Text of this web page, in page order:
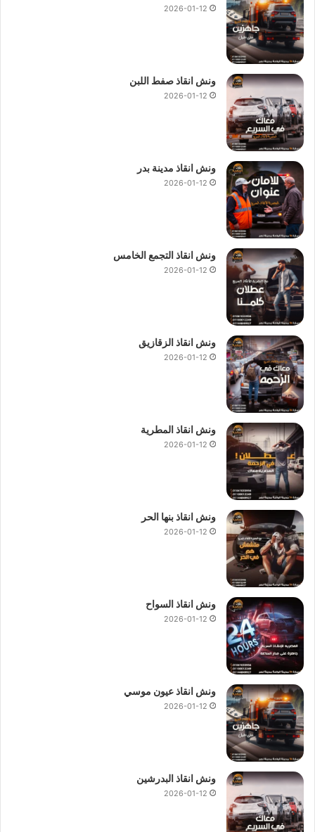
2026-01-12
ونش انقاذ صفط اللبن
2026-01-12
ونش انقاذ مدينة بدر
2026-01-12
ونش انقاذ التجمع الخامس
2026-01-12
ونش انقاذ الزقازيق
2026-01-12
ونش انقاذ المطرية
2026-01-12
ونش انقاذ بنها الحر
2026-01-12
ونش انقاذ السواح
2026-01-12
ونش انقاذ عيون موسي
2026-01-12
ونش انقاذ البدرشين
2026-01-12